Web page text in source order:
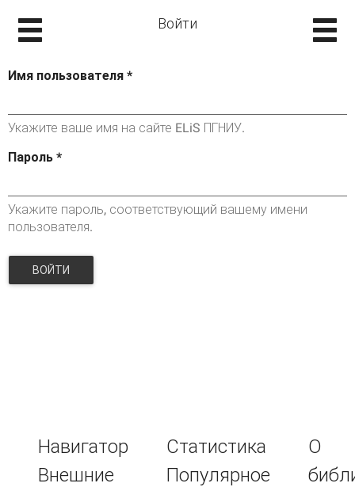
Войти
Имя пользователя *
Укажите ваше имя на сайте ELiS ПГНИУ.
Пароль *
Укажите пароль, соответствующий вашему имени
пользователя.
ВОЙТИ
Навигатор
Внешние
Статистика
Популярное
О